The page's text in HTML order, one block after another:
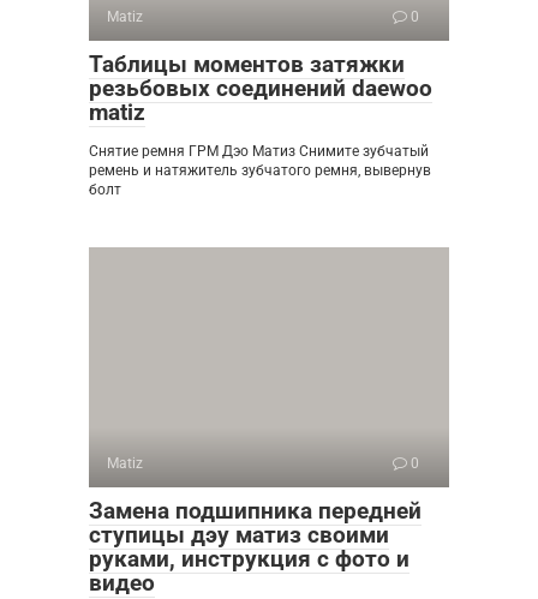
Matiz 0
Таблицы моментов затяжки
резьбовых соединений daewoo
matiz
Снятие ремня ГРМ Дэо Матиз Снимите зубчатый
ремень и натяжитель зубчатого ремня, вывернув
болт
Matiz 0
Замена подшипника передней
ступицы дэу матиз своими
руками, инструкция с фото и
видео